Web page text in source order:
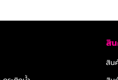
สิ
สิน